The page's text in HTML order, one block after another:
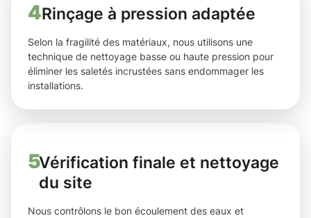
4Rinçage à pression adaptée
Selon la fragilité des matériaux, nous utilisons une
technique de nettoyage basse ou haute pression pour
éliminer les saletés incrustées sans endommager les
installations.
5Vérification finale et nettoyage
du site
Nous contrôlons le bon écoulement des eaux et